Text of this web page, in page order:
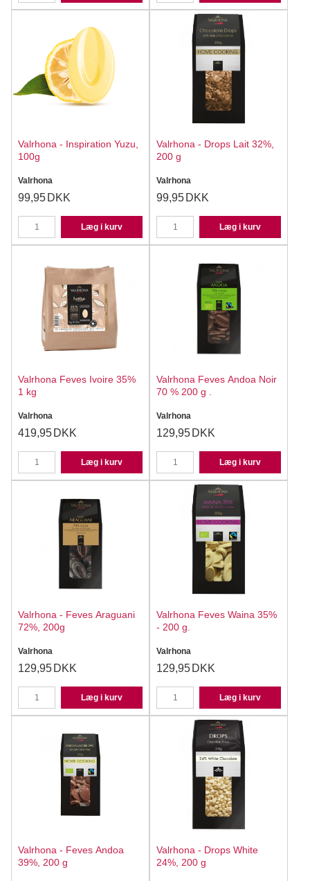
Valrhona - Inspiration Yuzu,
100g
Valrhona
99,95 DKK
Læg i kurv
Valrhona - Drops Lait 32%,
200 g
Valrhona
99,95 DKK
Læg i kurv
Valrhona Feves Ivoire 35%
1 kg
Valrhona
419,95 DKK
Læg i kurv
Valrhona Feves Andoa Noir
70 % 200 g .
Valrhona
129,95 DKK
Læg i kurv
Valrhona - Feves Araguani
72%, 200g
Valrhona
129,95 DKK
Læg i kurv
Valrhona Feves Waina 35%
- 200 g.
Valrhona
129,95 DKK
Læg i kurv
Valrhona - Feves Andoa
39%, 200 g
Valrhona - Drops White
24%, 200 g